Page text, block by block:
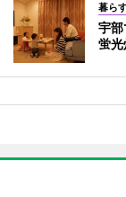
暮ら
宇
蛍光